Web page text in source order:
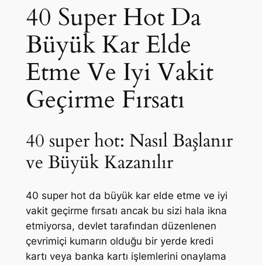
40 Super Hot Da
Büyük Kar Elde
Etme Ve Iyi Vakit
Geçirme Fırsatı
40 super hot: Nasıl Başlanır
ve Büyük Kazanılır
40 super hot da büyük kar elde etme ve iyi
vakit geçirme fırsatı ancak bu sizi hala ikna
etmiyorsa, devlet tarafından düzenlenen
çevrimiçi kumarın olduğu bir yerde kredi
kartı veya banka kartı işlemlerini onaylama